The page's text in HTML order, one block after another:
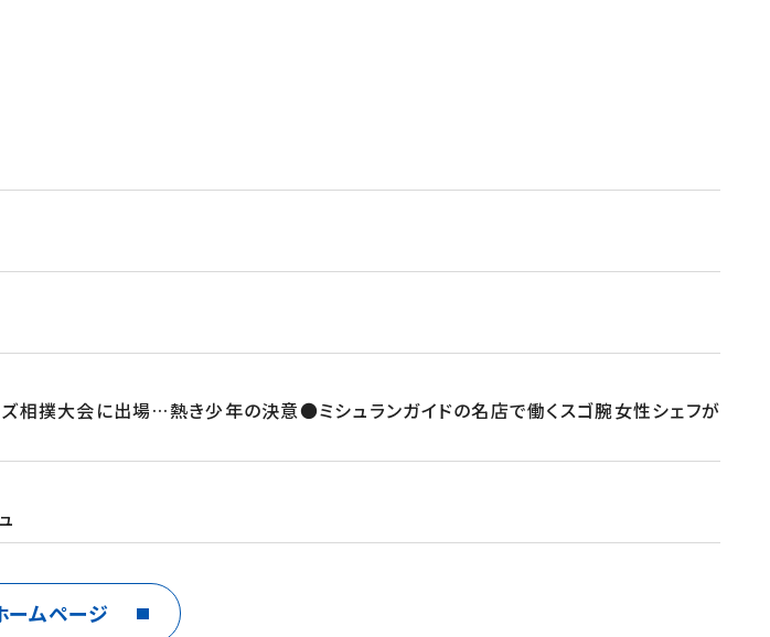
相撲大会に出場…熱き少年の決意●ミシュランガイドの名店で働くスゴ腕女性シェフが
ームページ